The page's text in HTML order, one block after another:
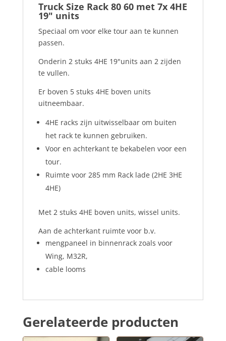
Truck Size Rack 80 60 met 7x 4HE
19" units
Speciaal om voor elke tour aan te kunnen
passen.
Onderin 2 stuks 4HE 19"units aan 2 zijden
te vullen.
Er boven 5 stuks 4HE boven units
uitneembaar.
4HE racks zijn uitwisselbaar om buiten
het rack te kunnen gebruiken.
Voor en achterkant te bekabelen voor een
tour.
Ruimte voor 285 mm Rack lade (2HE 3HE
4HE)
Met 2 stuks 4HE boven units, wissel units.
Aan de achterkant ruimte voor b.v.
mengpaneel in binnenrack zoals voor
Wing, M32R,
cable looms
Gerelateerde producten